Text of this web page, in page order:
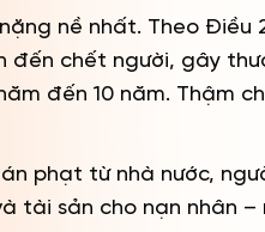
nề nhất. Theo Điều
đến chết người, gây
đến 10 năm. Thậm
phạt từ nhà nước,
tài sản cho nạn nhân